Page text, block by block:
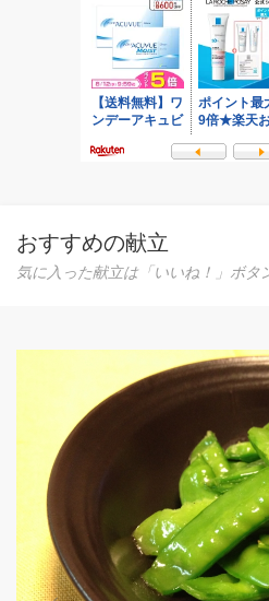
おすすめの献立
気に入った献立は「いいね！」ボタ